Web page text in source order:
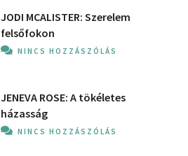
JODI MCALISTER: Szerelem
felsőfokon
NINCS HOZZÁSZÓLÁS
JENEVA ROSE: A ​tökéletes
házasság
NINCS HOZZÁSZÓLÁS